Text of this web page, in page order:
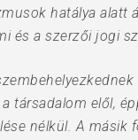
hatálya
és a szerzői jogi
társadalom elől,
nélkül. A